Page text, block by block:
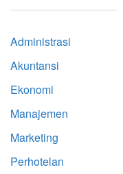
Administrasi
Akuntansi
Ekonomi
Manajemen
Marketing
Perhotelan